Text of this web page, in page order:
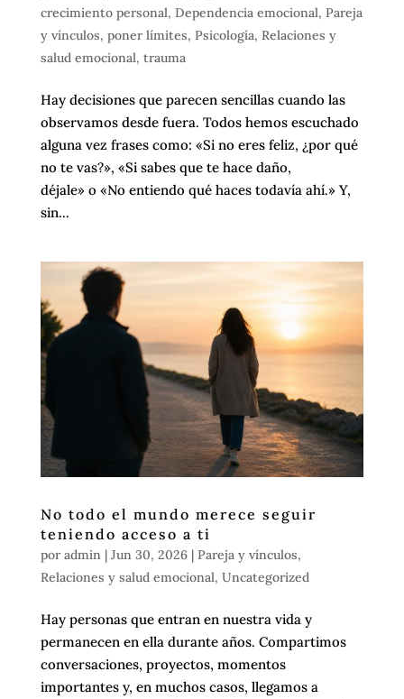
crecimiento personal, Dependencia emocional, Pareja
y vínculos, poner límites, Psicología, Relaciones y
salud emocional, trauma
Hay decisiones que parecen sencillas cuando las
observamos desde fuera. Todos hemos escuchado
alguna vez frases como: «Si no eres feliz, ¿por qué
no te vas?», «Si sabes que te hace daño,
déjale» o «No entiendo qué haces todavía ahí.» Y,
sin...
No todo el mundo merece seguir
teniendo acceso a ti
por admin| Jun 30, 2026| Pareja y vínculos,
Relaciones y salud emocional, Uncategorized
Hay personas que entran en nuestra vida y
permanecen en ella durante años. Compartimos
conversaciones, proyectos, momentos
importantes y, en muchos casos, llegamos a